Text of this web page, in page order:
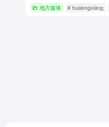
地方媒体 # hualongxiang